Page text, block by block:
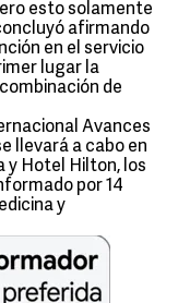
esto solamente
afirmando
en el servicio
lugar la
de
Avances
llevará a cabo en
y Hotel Hilton, los
por 14
y